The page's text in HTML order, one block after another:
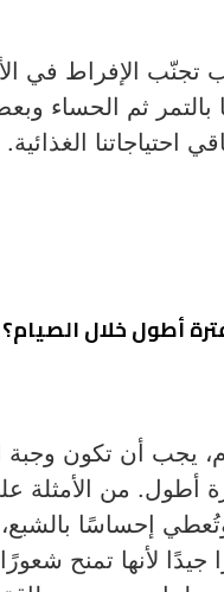
تجنّب الإفراط في
بالتمر ثم الحساء
احتياجاتنا
أطول خلال الصيام؟
يجب أن تكون
من الأمثلة
إحساسًا
لأنها تمنح